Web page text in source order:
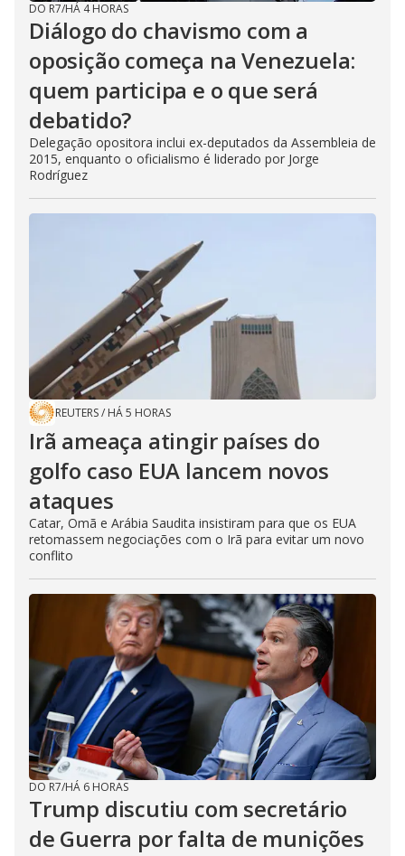
DO R7/HÁ 4 HORAS
Diálogo do chavismo com a
oposição começa na Venezuela:
quem participa e o que será
debatido?
Delegação opositora inclui ex-deputados da Assembleia de
2015, enquanto o oficialismo é liderado por Jorge
Rodríguez
REUTERS/ HÁ 5 HORAS
Irã ameaça atingir países do
golfo caso EUA lancem novos
ataques
Catar, Omã e Arábia Saudita insistiram para que os EUA
retomassem negociações com o Irã para evitar um novo
conflito
DO R7/HÁ 6 HORAS
Trump discutiu com secretário
de Guerra por falta de munições